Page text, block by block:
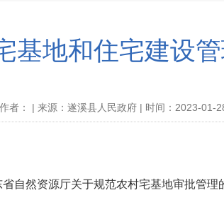
基地和住宅建设
作者： | 来源：遂溪县人民政府 | 时间：2023-01-
然资源厅关于规范农村宅基地审批管理